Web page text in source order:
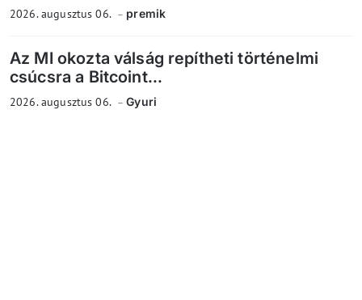
2026. augusztus 06. premik
Az MI okozta válság repítheti történelmi
csúcsra a Bitcoint...
2026. augusztus 06. Gyuri